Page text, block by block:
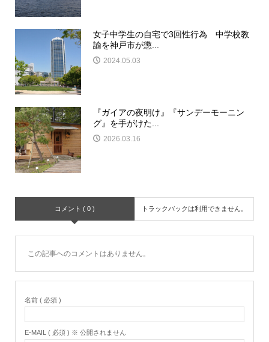
女子中学生の自宅で3回性行為 中学校教
諭を神戸市が懲...
2024.05.03
『ガイアの夜明け』『サンデーモーニン
グ』を手がけた...
2026.03.16
コメント ( 0 ) トラックバックは利用できません。
この記事へのコメントはありません。
名前 ( 必須 )
E-MAIL ( 必須 ) ※ 公開されません